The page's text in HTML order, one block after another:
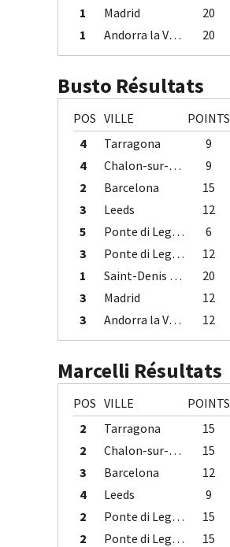
1
Madrid 20
1
Andorra la Vella 20
Busto Résultats
POS VILLE POINTS
4
Tarragona 9
4
Chalon-sur-Saône 9
2
Barcelona 15
3
Leeds 12
5
Ponte di Legno 6
3
Ponte di Legno 12
1
Saint-Denis / Île de la Réunion 20
3
Madrid 12
3
Andorra la Vella 12
Marcelli Résultats
POS VILLE POINTS
2
Tarragona 15
2
Chalon-sur-Saône 15
3
Barcelona 12
4
Leeds 9
2
Ponte di Legno 15
2
Ponte di Legno 15